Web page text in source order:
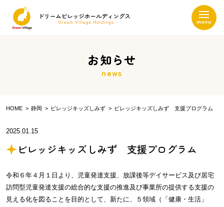
お知らせ
news
HOME 静岡 ビレッジキッズしみず ビレッジキッズしみず 支援プログラム
2025.01.15
ビレッジキッズしみず 支援プログラム
令和６年４月１日より、児童発達支援、放課後等デイサービス及び居宅
訪問型児童発達支援の総合的な支援の推進及び事業所の提供する支援の
見える化を図ることを目的として、新たに、５領域（「健康・生活」